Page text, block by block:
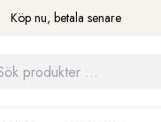
Köp nu, betala senare